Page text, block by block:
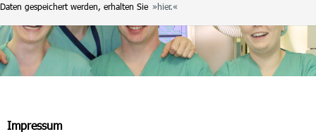
Daten gespeichert werden, erhalten Sie
hier.
Impressum